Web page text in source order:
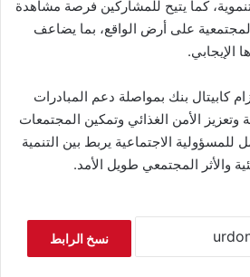
كما يتيح للمشاركين فرصة مشاهدة
على أرض الواقع، بما يضاعف
الإيجابي.
كابيتال بنك بمواصلة دعم المبادرات
وتعزيز الأمن الغذائي وتمكين المجتمعات
الاجتماعية يربط بين التنمية
والأثر المجتمعي طويل الأمد.
نسخ الرابط